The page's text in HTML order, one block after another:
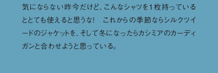
気にならない昨今だけど、こんなシャツを１枚持っている
ととても使えると思うな！ これからの季節ならシルクツイ
ードのジャケットを、そして冬になったらカシミアのカーディ
ガンと合わせようと思っている。